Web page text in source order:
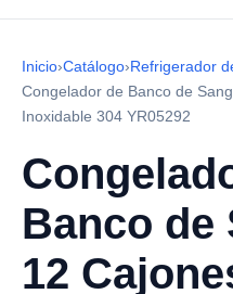
Inicio›Catálogo›Refrigerador
Congelador de Banco de
Inoxidable 304 YR05292
Banco de
12